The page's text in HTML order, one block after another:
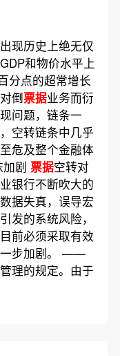
现历史上绝无仅
和物价水平上
分点的超常增长
倒票据业务而衍
问题，链条一
空转链条中几乎
危及整个金融体
剧 票据空转对
银行不断吹大的
据失真，误导宏
发的系统风险，
前必须采取有效
一步加剧。 ——
理的规定。由于